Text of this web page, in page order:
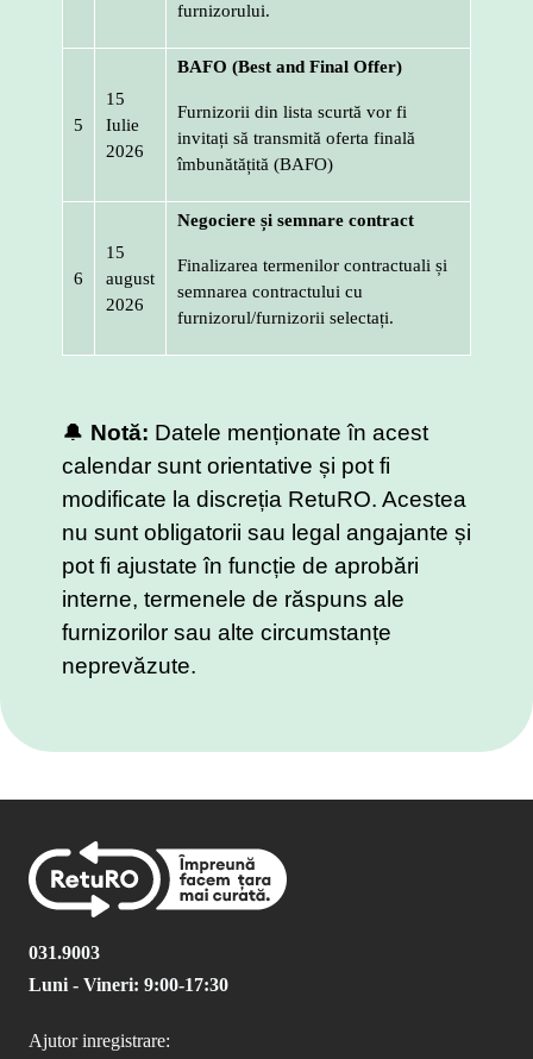
furnizorului.
5
15
Iulie
2026
BAFO (Best and Final Offer)
Furnizorii din lista scurtă vor fi
invitați să transmită oferta finală
îmbunătățită (BAFO)
6
15
august
2026
Negociere și semnare contract
Finalizarea termenilor contractuali și
semnarea contractului cu
furnizorul/furnizorii selectați.
🔔 Notă: Datele menționate în acest
calendar sunt orientative și pot fi
modificate la discreția RetuRO. Acestea
nu sunt obligatorii sau legal angajante și
pot fi ajustate în funcție de aprobări
interne, termenele de răspuns ale
furnizorilor sau alte circumstanțe
neprevăzute.
031.9003
Luni - Vineri: 9:00-17:30
Ajutor inregistrare: